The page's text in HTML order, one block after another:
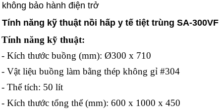
không bảo hành điện trở
Tính năng kỹ thuật nồi hấp y tế tiệt trùng SA-300VF
Tính năng kỹ thuật:
- Kích thước buồng (mm): Ø300 x 710
- Vật liệu buồng làm bằng thépkhông gỉ #304
- Thể tích: 50 lít
- Kích thước tổng thể (mm): 600 x 1000 x450